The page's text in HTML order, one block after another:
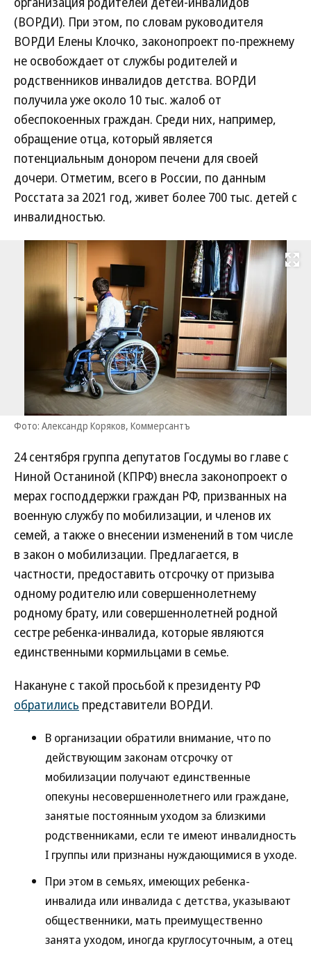
(ВОРДИ). При этом, по словам руководителя
ВОРДИ Елены Клочко, законопроект по-прежнему
не освобождает от службы родителей и
родственников инвалидов детства. ВОРДИ
получила уже около 10 тыс. жалоб от
обеспокоенных граждан. Среди них, например,
обращение отца, который является
потенциальным донором печени для своей
дочери. Отметим, всего в России, по данным
Росстата за 2021 год, живет более 700 тыс. детей с
инвалидностью.
Развернуть
Фото: Александр Коряков, Коммерсантъ
24 сентября группа депутатов Госдумы во главе с
Ниной Останиной (КПРФ) внесла законопроект о
мерах господдержки граждан РФ, призванных на
военную службу по мобилизации, и членов их
семей, а также о внесении изменений в том числе
в закон о мобилизации. Предлагается, в
частности, предоставить отсрочку от призыва
одному родителю или совершеннолетнему
родному брату, или совершеннолетней родной
сестре ребенка-инвалида, которые являются
единственными кормильцами в семье.
Накануне с такой просьбой к президенту РФ
обратились представители ВОРДИ.
В организации обратили внимание, что по
действующим законам отсрочку от
мобилизации получают единственные
опекуны несовершеннолетнего или граждане,
занятые постоянным уходом за близкими
родственниками, если те имеют инвалидность
I группы или признаны нуждающимися в уходе.
При этом в семьях, имеющих ребенка-
инвалида или инвалида с детства, указывают
общественники, мать преимущественно
занята уходом, иногда круглосуточным, а отец